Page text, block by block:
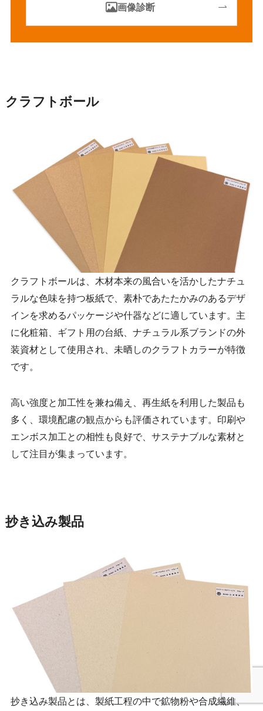
画像診断
クラフトボール
クラフトボールは、木材本来の風合いを活かしたナチュ
ラルな色味を持つ板紙で、素朴であたたかみのあるデザ
インを求めるパッケージや什器などに適しています。主
に化粧箱、ギフト用の台紙、ナチュラル系ブランドの外
装資材として使用され、未晒しのクラフトカラーが特徴
です。
高い強度と加工性を兼ね備え、再生紙を利用した製品も
多く、環境配慮の観点からも評価されています。印刷や
エンボス加工との相性も良好で、サステナブルな素材と
して注目が集まっています。
抄き込み製品
抄き込み製品とは、製紙工程の中で鉱物粉や合成繊維、